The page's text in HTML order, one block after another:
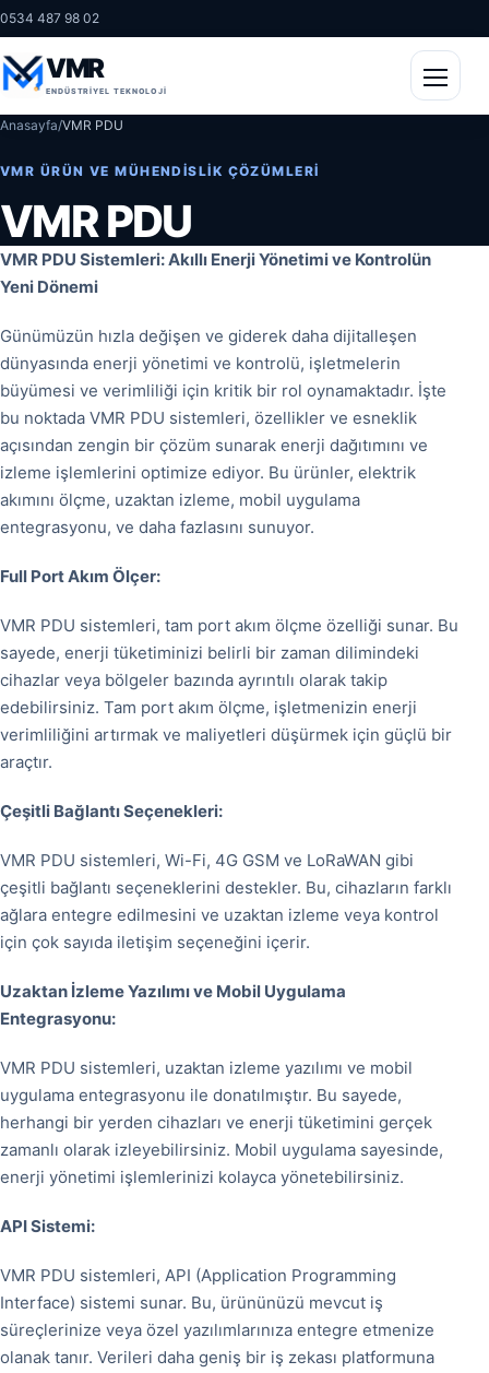
0534 487 98 02
VMR
ENDÜSTRIYEL TEKNOLOJI
Anasayfa/VMR PDU
VMR ÜRÜN VE MÜHENDISLIK ÇÖZÜMLERI
VMR PDU
VMR PDU Sistemleri: Akıllı Enerji Yönetimi ve Kontrolün
Yeni Dönemi
Günümüzün hızla değişen ve giderek daha dijitalleşen
dünyasında enerji yönetimi ve kontrolü, işletmelerin
büyümesi ve verimliliği için kritik bir rol oynamaktadır. İşte
bu noktada VMR PDU sistemleri, özellikler ve esneklik
açısından zengin bir çözüm sunarak enerji dağıtımını ve
izleme işlemlerini optimize ediyor. Bu ürünler, elektrik
akımını ölçme, uzaktan izleme, mobil uygulama
entegrasyonu, ve daha fazlasını sunuyor.
Full Port Akım Ölçer:
VMR PDU sistemleri, tam port akım ölçme özelliği sunar. Bu
sayede, enerji tüketiminizi belirli bir zaman dilimindeki
cihazlar veya bölgeler bazında ayrıntılı olarak takip
edebilirsiniz. Tam port akım ölçme, işletmenizin enerji
verimliliğini artırmak ve maliyetleri düşürmek için güçlü bir
araçtır.
Çeşitli Bağlantı Seçenekleri:
VMR PDU sistemleri, Wi-Fi, 4G GSM ve LoRaWAN gibi
çeşitli bağlantı seçeneklerini destekler. Bu, cihazların farklı
ağlara entegre edilmesini ve uzaktan izleme veya kontrol
için çok sayıda iletişim seçeneğini içerir.
Uzaktan İzleme Yazılımı ve Mobil Uygulama
Entegrasyonu:
VMR PDU sistemleri, uzaktan izleme yazılımı ve mobil
uygulama entegrasyonu ile donatılmıştır. Bu sayede,
herhangi bir yerden cihazları ve enerji tüketimini gerçek
zamanlı olarak izleyebilirsiniz. Mobil uygulama sayesinde,
enerji yönetimi işlemlerinizi kolayca yönetebilirsiniz.
API Sistemi:
VMR PDU sistemleri, API (Application Programming
Interface) sistemi sunar. Bu, ürününüzü mevcut iş
süreçlerinize veya özel yazılımlarınıza entegre etmenize
olanak tanır. Verileri daha geniş bir iş zekası platformuna